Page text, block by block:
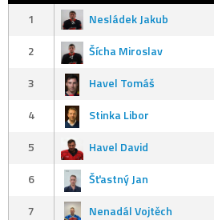
1
Nesládek Jakub
2
Šícha Miroslav
3
Havel Tomáš
4
Stinka Libor
5
Havel David
6
Šťastný Jan
7
Nenadál Vojtěch